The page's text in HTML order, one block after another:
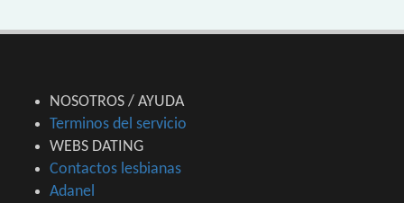
NOSOTROS / AYUDA
Terminos del servicio
WEBS DATING
Contactos lesbianas
Adanel